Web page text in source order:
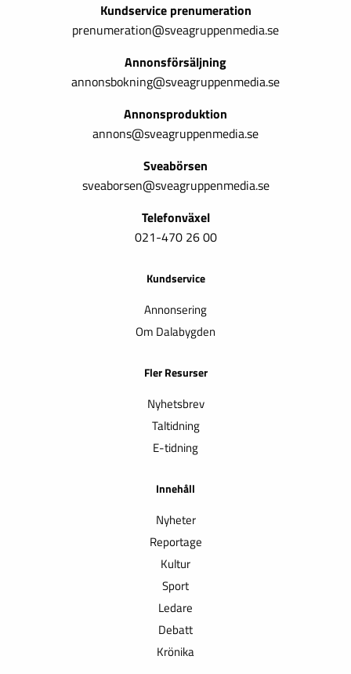
Kundservice prenumeration
prenumeration@sveagruppenmedia.se
Annonsförsäljning
annonsbokning@sveagruppenmedia.se
Annonsproduktion
annons@sveagruppenmedia.se
Sveabörsen
sveaborsen@sveagruppenmedia.se
Telefonväxel
021-470 26 00
Kundservice
Annonsering
Om Dalabygden
Fler Resurser
Nyhetsbrev
Taltidning
E-tidning
Innehåll
Nyheter
Reportage
Kultur
Sport
Ledare
Debatt
Krönika